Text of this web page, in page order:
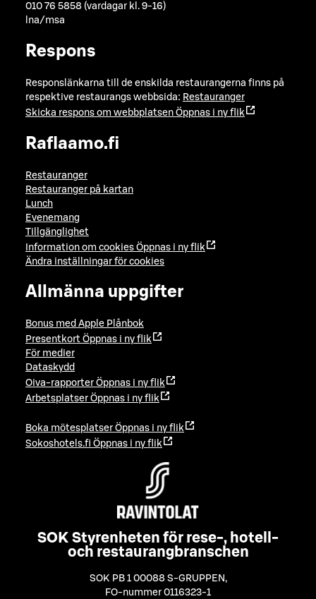
010 76 5858 (vardagar kl. 9-16)
lna/msa
Respons
Responslänkarna till de enskilda restaurangerna finns på
respektive restaurangs webbsida: Restauranger
Skicka respons om webbplatsen Öppnas i ny flik
Raflaamo.fi
Restauranger
Restauranger på kartan
Lunch
Evenemang
Tillgänglighet
Information om cookies Öppnas i ny flik
Ändra inställningar för cookies
Allmänna uppgifter
Bonus med Apple Plånbok
Presentkort Öppnas i ny flik
För medier
Dataskydd
Oiva-rapporter Öppnas i ny flik
Arbetsplatser Öppnas i ny flik
Boka mötesplatser Öppnas i ny flik
Sokoshotels.fi Öppnas i ny flik
SOK Styrenheten för rese-, hotell-
och restaurangbranschen
SOK PB 1 00088 S-GRUPPEN ,
FO-nummer 0116323-1